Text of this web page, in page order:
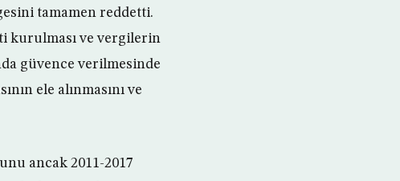
tamamen reddetti.
kurulması ve vergilerin
güvence verilmesinde
ele alınmasını ve
ancak 2011-2017